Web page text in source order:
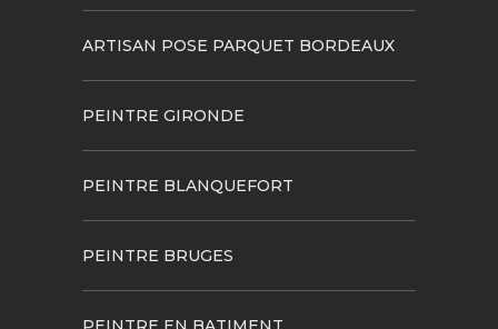
ARTISAN POSE PARQUET BORDEAUX
PEINTRE GIRONDE
PEINTRE BLANQUEFORT
PEINTRE BRUGES